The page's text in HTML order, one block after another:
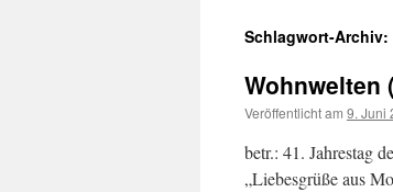
Schlagwort-Archiv:
Wohnwelten
Veröffentlicht am 9. Juni
betr.: 41. Jahrestag
„Liebesgrüße aus